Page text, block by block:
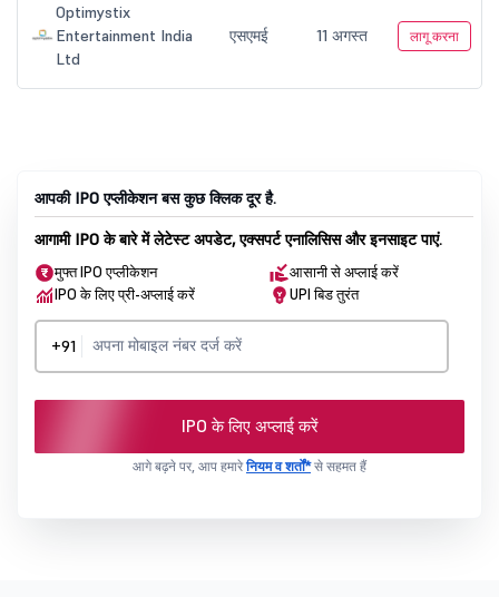
आपकी IPO एप्लीकेशन बस कुछ क्लिक दूर है.
आगामी IPO के बारे में लेटेस्ट अपडेट, एक्सपर्ट एनालिसिस और इनसाइट पाएं.
मुफ्त IPO एप्लीकेशन
आसानी से अप्लाई करें
IPO के लिए प्री-अप्लाई करें
UPI बिड तुरंत
+91
IPO के लिए अप्लाई करें
आगे बढ़ने पर, आप हमारेनियम व शर्तों*से सहमत हैं